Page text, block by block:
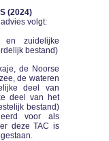
(2024)
volgt:
en zuidelijke
bestand)
de Noorse
de wateren
deel van
deel van het
bestand)
voor als
deze TAC is